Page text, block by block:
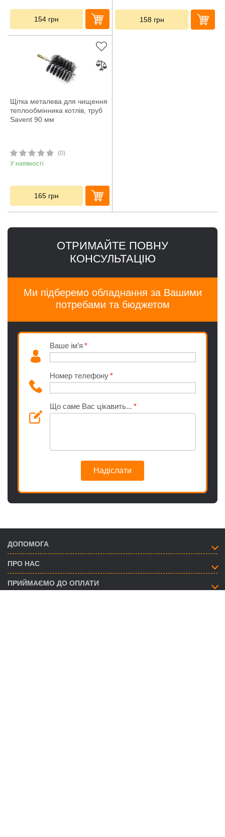
154 грн 158 грн
Щітка металева для чищення
теплообмінника котлів, труб
Savent 90 мм
(0)
У наявності
165 грн
ОТРИМАЙТЕ ПОВНУ
КОНСУЛЬТАЦІЮ
Ми підберемо обладнання за Вашими
потребами та бюджетом
Ваше ім’я
Номер телефону
Що саме Вас цікавить...
Надіслати
ДОПОМОГА
ПРО НАС
ПРИЙМАЄМО ДО ОПЛАТИ